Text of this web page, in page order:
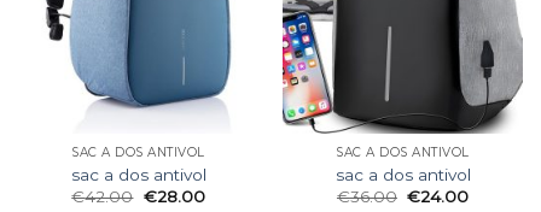
SAC A DOS ANTIVOL
sac a dos antivol
€42.00 €28.00
SAC A DOS ANTIVOL
sac a dos antivol
€36.00 €24.00